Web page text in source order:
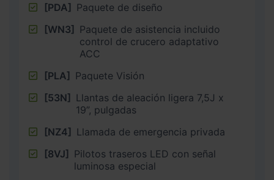
[PDA] Paquete de diseño
[WN3] Paquete de asistencia incluido
control de crucero adaptativo
ACC
[PLA] Paquete Visión
[53N] Llantas de aleación ligera 7,5J x
19”, pulgadas
[NZ4] Llamada de emergencia privada
[8VJ] Pilotos traseros LED con señal
luminosa especial